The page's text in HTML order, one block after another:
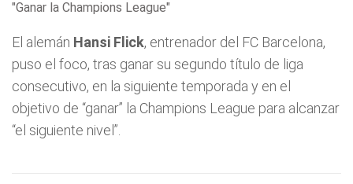
"Ganar la Champions League"
El alemán Hansi Flick, entrenador del FC Barcelona,
puso el foco, tras ganar su segundo título de liga
consecutivo, en la siguiente temporada y en el
objetivo de “ganar” la Champions League para alcanzar
“el siguiente nivel”.